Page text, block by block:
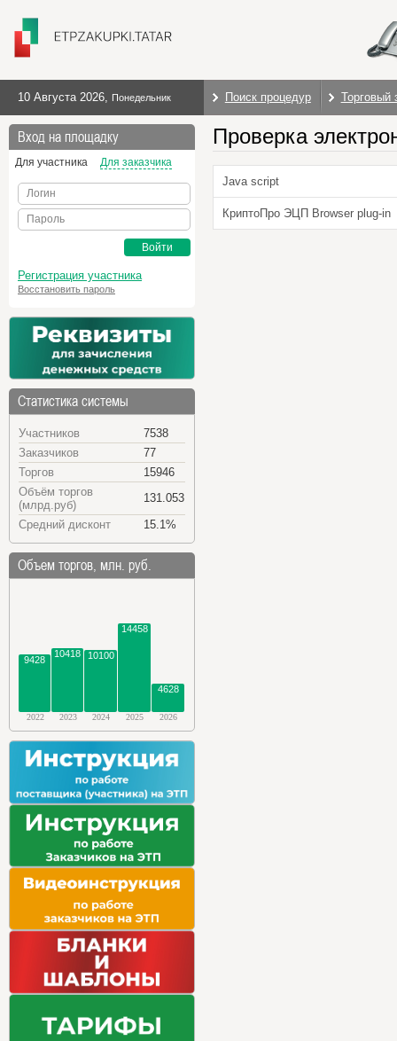
10 Августа 2026, Понедельник Поиск процедур Торговый
Вход на площадку
Для участника Для заказчика
Логин
Пароль
Войти
Регистрация участника
Восстановить пароль
Статистика системы
Участников
7538
Заказчиков
77
Торгов
15946
Объём торгов
(млрд.руб)
131.053
Средний дисконт
15.1%
Объем торгов, млн. руб.
9428
10418 10100
14458
4628
2022 2023 2024 2025 2026
Проверка
Java script
КриптоПро ЭЦП Browser plug-in